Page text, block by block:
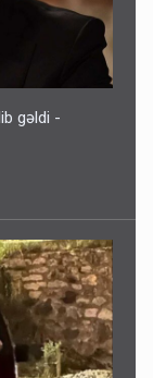
gəldi -